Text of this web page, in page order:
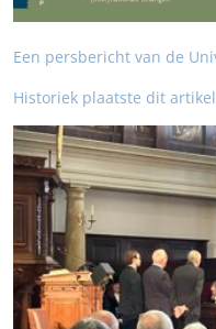
Een persbericht van de
Historiek plaatste dit